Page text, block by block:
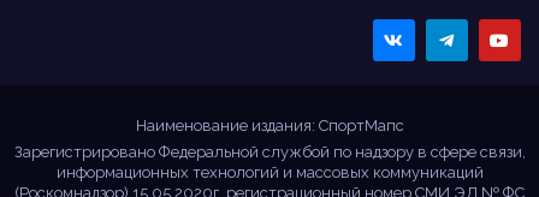
Наименование издания: СпортМапс
Зарегистрировано Федеральной службой по надзору в сфере связи,
информационных технологий и массовых коммуникаций
(Роскомнадзор) 15.05.2020г. регистрационный номер СМИ ЭЛ № ФС